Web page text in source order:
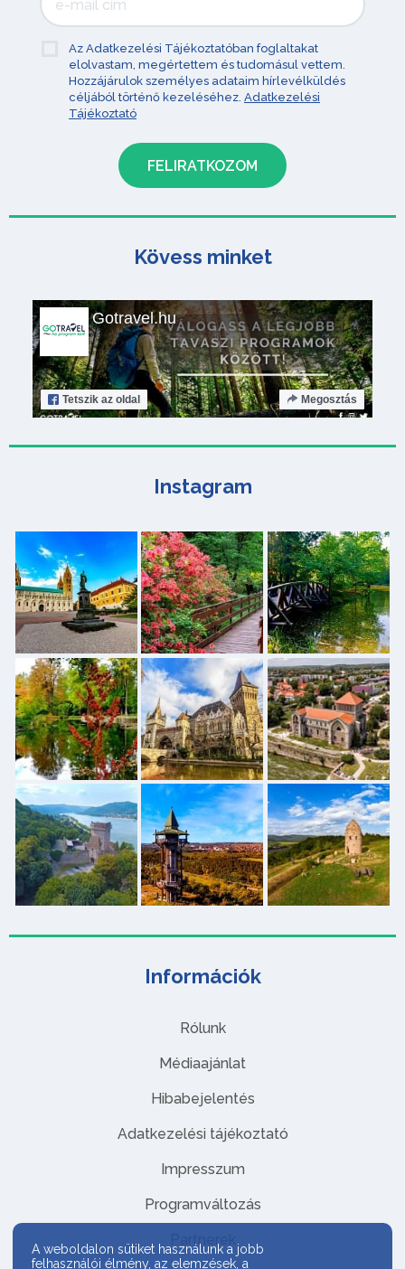
Információk
Rólunk
Médiaajánlat
Hibabejelentés
Adatkezelési tájékoztató
Impresszum
Programváltozás
Partnerek
Az Adatkezelési Tájékoztatóban foglaltakat
elolvastam, megértettem és tudomásul vettem.
Hozzájárulok személyes adataim hírlevélküldés
céljából történő kezeléséhez. Adatkezelési
Tájékoztató
Kövess minket
Gotravel.hu
Tetszik az oldal Megosztás
Instagram
A weboldalon sütiket használunk a jobb
felhasználói élmény, az elemzések, a